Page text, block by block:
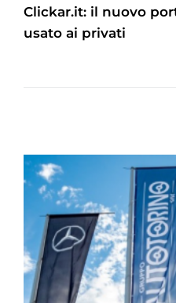
Clickar.it: il nuovo
usato ai privati